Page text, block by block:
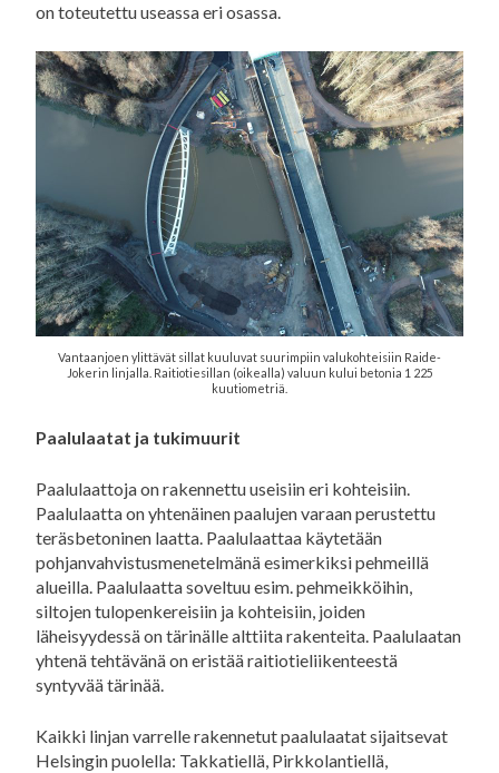
on toteutettu useassa eri osassa.
Vantaanjoen ylittävät sillat kuuluvat suurimpiin valukohteisiin Raide-
Jokerin linjalla. Raitiotiesillan (oikealla) valuun kului betonia 1 225
kuutiometriä.
Paalulaatat ja tukimuurit
Paalulaattoja on rakennettu useisiin eri kohteisiin.
Paalulaatta on yhtenäinen paalujen varaan perustettu
teräsbetoninen laatta. Paalulaattaa käytetään
pohjanvahvistusmenetelmänä esimerkiksi pehmeillä
alueilla. Paalulaatta soveltuu esim. pehmeikköihin,
siltojen tulopenkereisiin ja kohteisiin, joiden
läheisyydessä on tärinälle alttiita rakenteita. Paalulaatan
yhtenä tehtävänä on eristää raitiotieliikenteestä
syntyvää tärinää.
Kaikki linjan varrelle rakennetut paalulaatat sijaitsevat
Helsingin puolella: Takkatiellä, Pirkkolantiellä,